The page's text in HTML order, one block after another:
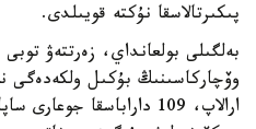
پىكىرتالاسقا نۇكتە قويىلدى.
بەلگىلى بولعانداي، زەرتتەۋ
وۆچاركاسىنىڭ بۇكىل ولكەدەگى
ارالاپ، 109 داراباسقا